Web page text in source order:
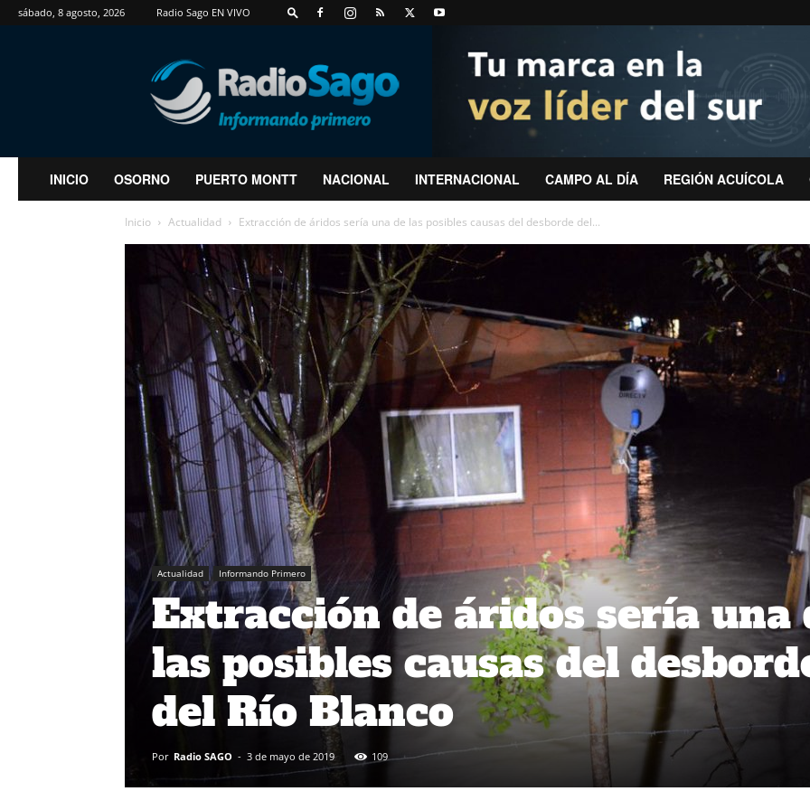
sábado, 8 agosto, 2026 Radio Sago EN VIVO
RadioSago
INICIO OSORNO PUERTO MONTT NACIONAL INTERNACIONAL CAMPO AL DÍA REGIÓN ACUÍCOLA
Inicio Actualidad Extracción de áridos sería una de las posibles causas del desborde del...
Actualidad Informando Primero
Extracción de áridos sería una
las posibles causas del
del Río Blanco
Por Radio SAGO - 3 de mayo de 2019 109